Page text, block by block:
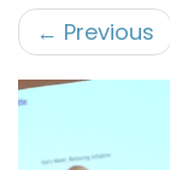
← Previous